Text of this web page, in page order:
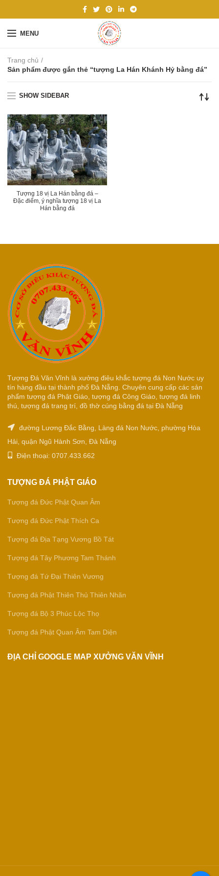
MENU
Trang chủ
Sản phẩm được gắn thẻ “tượng La Hán Khánh Hỷ bằng đá”
SHOW SIDEBAR
Tượng 18 vị La Hán bằng đá –
Đặc điểm, ý nghĩa tượng 18 vị La
Hán bằng đá
Tượng Đá Văn Vĩnh là xưởng điêu khắc tượng đá Non Nước uy
tín hàng đầu tại thành phố Đà Nẵng. Chuyên cung cấp các sản
phẩm tượng đá Phật Giáo, tượng đá Công Giáo, tượng đá linh
thú, tượng đá trang trí, đồ thờ cúng bằng đá tại Đà Nẵng
đường Lương Đắc Bằng, Làng đá Non Nước, phường Hòa
Hải, quận Ngũ Hành Sơn, Đà Nẵng
Điện thoại: 0707.433.662
TƯỢNG ĐÁ PHẬT GIÁO
Tượng đá Đức Phật Quan Âm
Tượng đá Đức Phật Thích Ca
Tượng đá Địa Tạng Vương Bồ Tát
Tượng đá Tây Phương Tam Thánh
Tượng đá Tứ Đại Thiên Vương
Tượng đá Phật Thiên Thủ Thiên Nhãn
Tượng đá Bộ 3 Phúc Lộc Thọ
Tượng đá Phật Quan Âm Tam Diện
ĐỊA CHỈ GOOGLE MAP XƯỞNG VĂN VĨNH